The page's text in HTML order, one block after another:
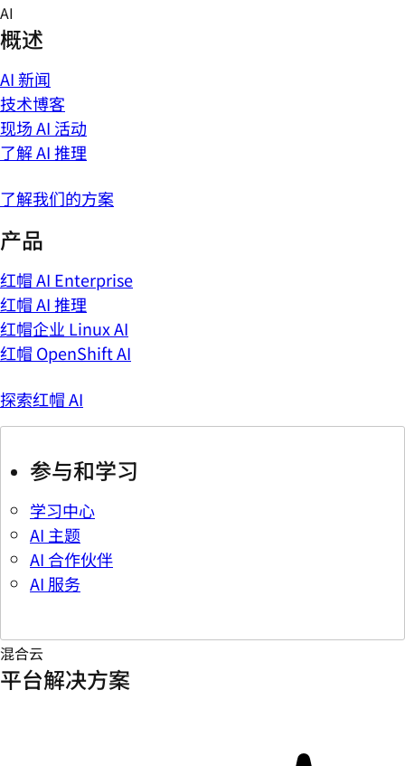
Skip
to
content
AI
概述
AI 新闻
技术博客
现场 AI 活动
了解 AI 推理
了解我们的方案
产品
红帽 AI Enterprise
红帽 AI 推理
红帽企业 Linux AI
红帽 OpenShift AI
探索红帽 AI
参与和学习
学习中心
AI 主题
AI 合作伙伴
AI 服务
混合云
平台解决方案